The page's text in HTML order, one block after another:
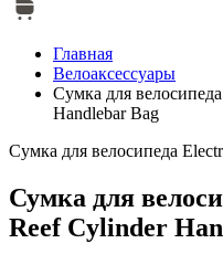
Главная
Велоаксессуары
Сумка для
Handlebar Bag
Сумка для велосипеда
Сумка для
Reef Cylinder